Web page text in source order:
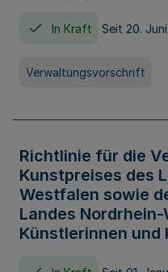
In Kraft Seit 20.
Verwaltungsvorschrift
Richtlinie für die
Kunstpreises des
Westfalen sowie
Landes
Künstlerinnen und